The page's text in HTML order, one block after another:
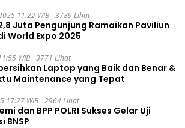
11:22 WIB 3789 Lihat
Juta Pengunjung Ramaikan Paviliun
World Expo 2025
WIB 3771 Lihat
Laptop yang Baik dan Benar &
Maintenance yang Tepat
17:27 WIB 2964 Lihat
dan BPP POLRI Sukses Gelar Uji
BNSP